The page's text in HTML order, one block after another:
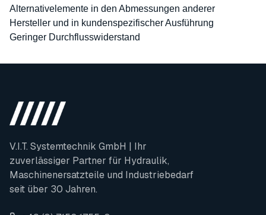
Alternativelemente in den Abmessungen anderer
Hersteller und in kundenspezifischer Ausführung
Geringer Durchflusswiderstand
V.I.T. Systemtechnik GmbH | Ihr
zuverlässiger Partner für Hydraulik,
Maschinenersatzteile und Industriebedarf
seit über 30 Jahren.